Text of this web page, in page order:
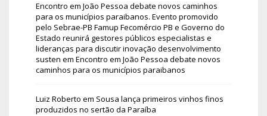
Encontro em João Pessoa debate novos caminhos
para os municípios paraibanos. Evento promovido
pelo Sebrae-PB Famup Fecomércio PB e Governo do
Estado reunirá gestores públicos especialistas e
lideranças para discutir inovação desenvolvimento
susten em Encontro em João Pessoa debate novos
caminhos para os municípios paraibanos
Luiz Roberto em Sousa lança primeiros vinhos finos
produzidos no sertão da Paraíba